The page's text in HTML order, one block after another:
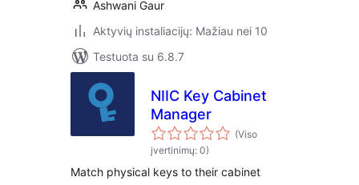
Ashwani Gaur
Aktyvių instaliacijų: Mažiau nei 10
Testuota su 6.8.7
NIIC Key Cabinet
Manager
(Viso
įvertinimų: 0)
Match physical keys to their cabinet